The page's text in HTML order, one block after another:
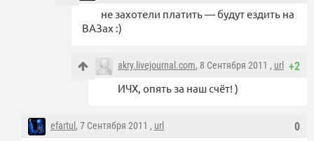
не захотели платить — будут ездить на
ВАЗах :)
+2
akry.livejournal.com, 8 Сентября 2011 , url
ИЧХ, опять за наш счёт! )
0
efartul , 7 Сентября 2011 , url